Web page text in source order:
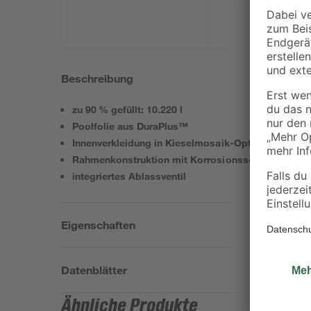
Beschreibung
zu 90 % gefüllt: 10.220 l
Poolfolie aus DuraPlus™
Innenverkleidung in Kieselmosaik-Optik
Rahmenkonstruktion mit Korrosionsschutz
integriertes Ablassventil
Eigenschaften
Datenblätter
Ähnliche Produkte